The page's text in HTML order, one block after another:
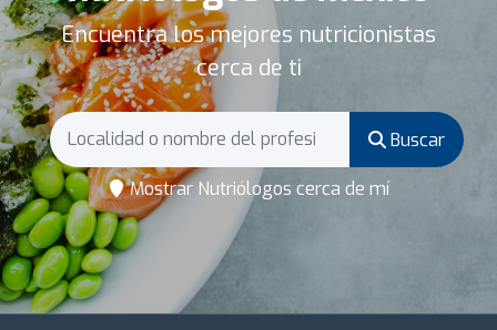
Encuentra los mejores nutricionistas
cerca de ti
Buscar
Mostrar Nutriólogos cerca de mí